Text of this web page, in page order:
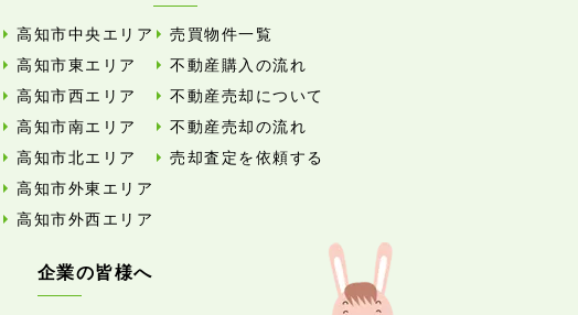
高知市中央エリア
高知市東エリア
高知市西エリア
高知市南エリア
高知市北エリア
高知市外東エリア
高知市外西エリア
売買物件一覧
不動産購入の流れ
不動産売却について
不動産売却の流れ
売却査定を依頼する
企業の皆様へ